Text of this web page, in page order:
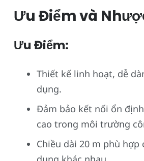
Ưu Điểm và
Ưu Điểm:
Thiết kế linh hoạt, dễ
dụng.
Đảm bảo kết nối ổn
cao trong môi trường
Chiều dài 20 m phù hợp